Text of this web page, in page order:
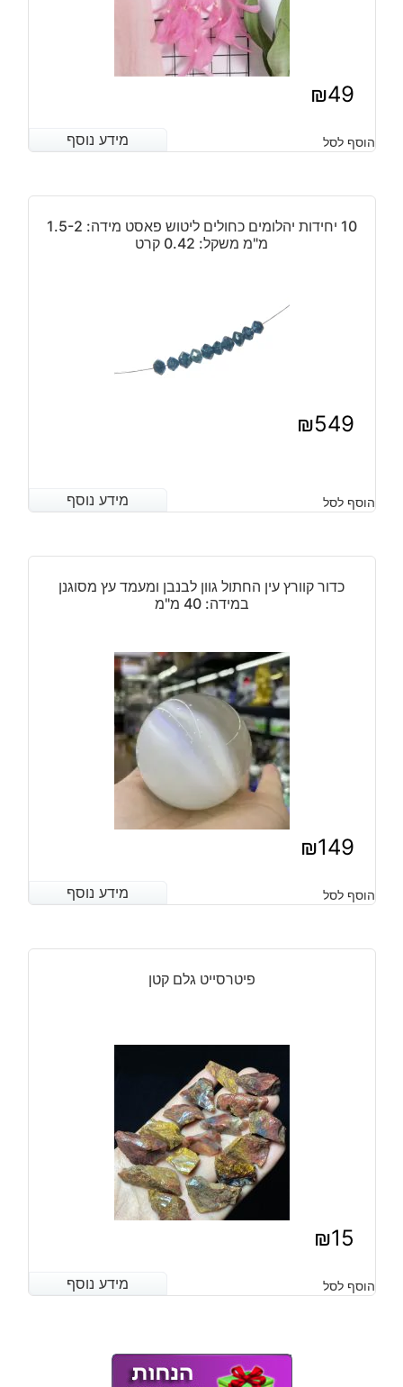
₪49
מידע נוסף הוסף לסל מידע נוסף
10 יחידות יהלומים כחולים ליטוש פאסט מידה: 1.5-2
מ"מ משקל: 0.42 קרט
₪549
מידע נוסף הוסף לסל מידע נוסף
כדור קוורץ עין החתול גוון לבנבן ומעמד עץ מסוגנן
במידה: 40 מ"מ
₪149
מידע נוסף הוסף לסל מידע נוסף
פיטרסייט גלם קטן
₪15
מידע נוסף הוסף לסל מידע נוסף